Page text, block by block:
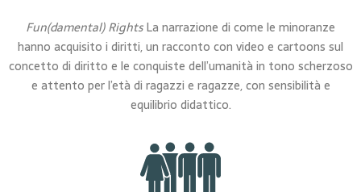
Fun(damental) RightsLa narrazione di come le minoranze
hanno acquisito i diritti, un racconto con video e cartoons sul
concetto di diritto e le conquiste dell’umanità in tono scherzoso
e attento per l’età di ragazzi e ragazze, con sensibilità e
equilibrio didattico.